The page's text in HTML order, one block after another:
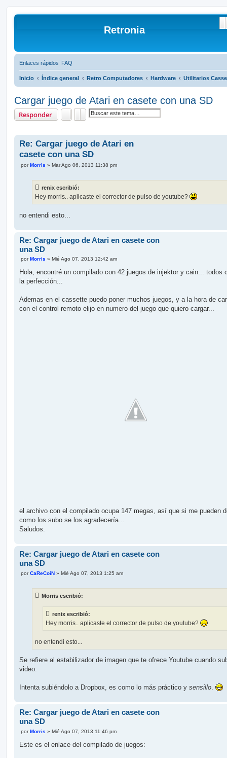
Retronia
Enlaces rápidos FAQ
Inicio Índice general Retro Computadores Hardware Utilitarios
Cargar juego de Atari en casete con una SD
Responder Buscar
Búsqueda avanzada
Re: Cargar juego de Atari en
casete con una SD
MporMorris » Mar Ago 06, 2013 11:38 pm
renix escribió:
Hey morris.. aplicaste el corrector de pulso de youtube?
no entendi esto...
Re: Cargar juego de Atari en casete con
una SD
M
n
a
porMorris » Mié Ago 07, 2013 12:42 am
Hola, encontré un compilado con 42 juegos de injektor y cain... todos
la perfección...
Ademas en el cassette puedo poner muchos juegos, y a la hora de
con el control remoto elijo en numero del juego que quiero cargar...
el archivo con el compilado ocupa 147 megas, así que si me pueden
como los subo se los agradecería...
Saludos.
Re: Cargar juego de Atari en casete con
una SD
MporCaReCoiN » Mié Ago 07, 2013 1:25 am
Morris escribió:
renix escribió:
Hey morris.. aplicaste el corrector de pulso de youtube?
no entendi esto...
Se refiere al estabilizador de imagen que te ofrece Youtube cuando
video.
Intenta subiéndolo a Dropbox, es como lo más práctico y sensillo.
Re: Cargar juego de Atari en casete con
una SD
M
n
porMorris » Mié Ago 07, 2013 11:46 pm
Este es el enlace del compilado de juegos: